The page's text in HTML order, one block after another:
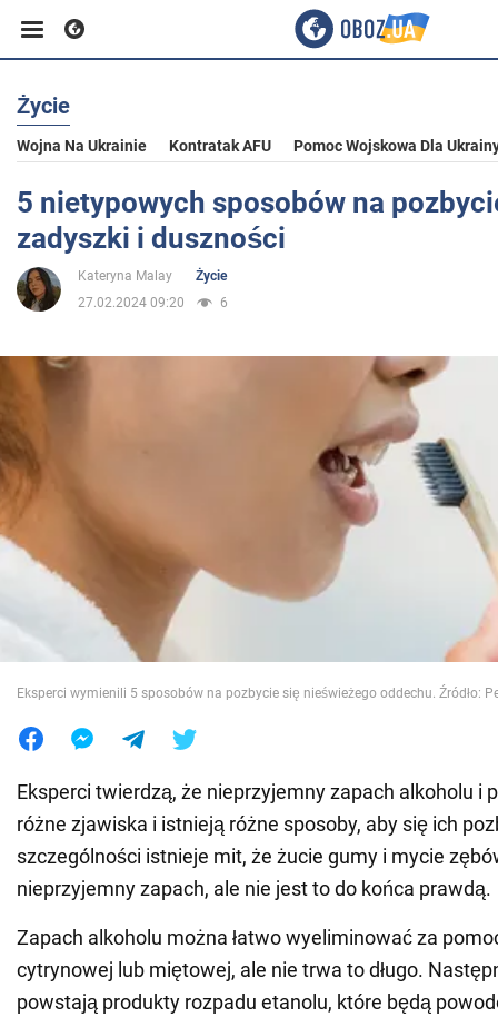
Biznes
Sport
Rozrywka
Społeczeństwo
Wojna na Ukrainie
Świat
Jedzenie
Życie
Wojna Na Ukrainie Kontratak AFU Pomoc Wojskowa Dla
5 nietypowych sposobów na
zadyszki i duszności
Kateryna Malay
Życie
27.02.2024 09:20
6
Eksperci wymienili 5 sposobów na pozbycie się nieświeżego oddechu. Źródło:
Eksperci twierdzą, że nieprzyjemny zapach alkoholu i
różne zjawiska i istnieją różne sposoby, aby się ich
szczególności istnieje mit, że żucie gumy i mycie
nieprzyjemny zapach, ale nie jest to do końca prawdą.
Zapach alkoholu można łatwo wyeliminować za
cytrynowej lub miętowej, ale nie trwa to długo.
powstają produkty rozpadu etanolu, które będą